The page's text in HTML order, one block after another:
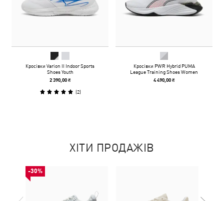
Кросівки Varion II Indoor Sports
Shoes Youth
2 390,00 ₴
(2)
Кросівки PWR Hybrid PUMA
League Training Shoes Women
4 490,00 ₴
ХІТИ ПРОДАЖІВ
-30%